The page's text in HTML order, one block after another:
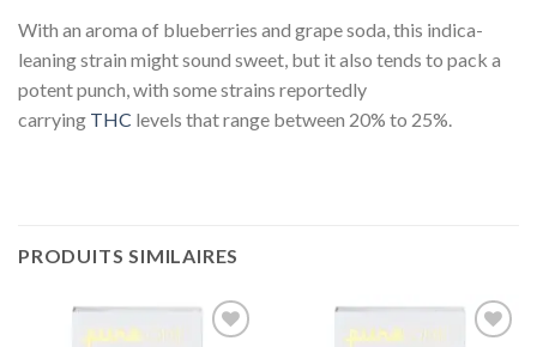
With an aroma of blueberries and grape soda, this indica-
leaning strain might sound sweet, but it also tends to pack a
potent punch, with some strains reportedly
carrying THC levels that range between 20% to 25%.
PRODUITS SIMILAIRES